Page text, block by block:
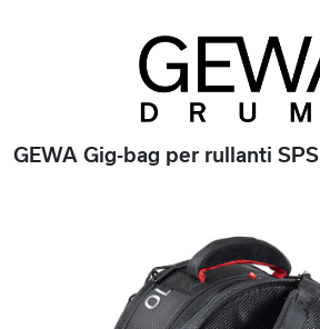
GEWA Gig-bag per rullanti SPS